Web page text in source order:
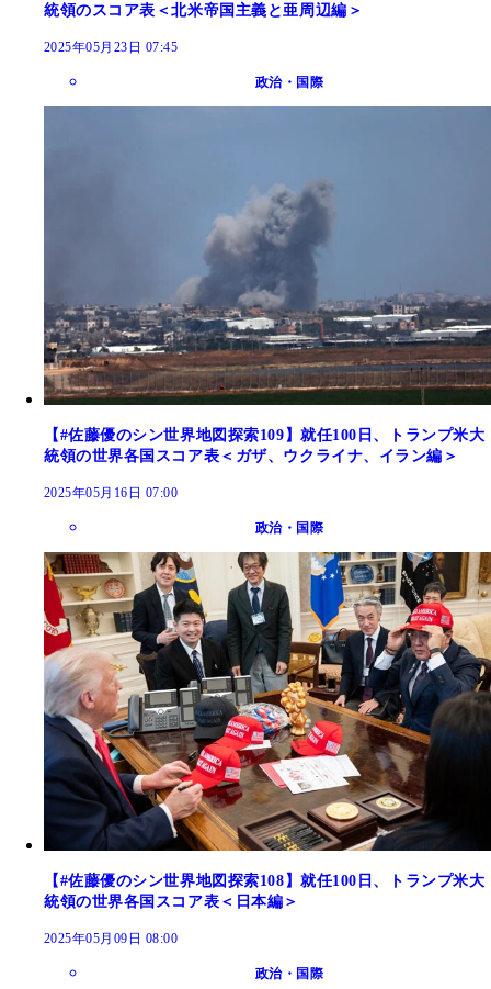
統領のスコア表＜北米帝国主義と亜周辺編＞
2025年05月23日 07:45
政治・国際
【#佐藤優のシン世界地図探索109】就任100日、トランプ米大
統領の世界各国スコア表＜ガザ、ウクライナ、イラン編＞
2025年05月16日 07:00
政治・国際
【#佐藤優のシン世界地図探索108】就任100日、トランプ米大
統領の世界各国スコア表＜日本編＞
2025年05月09日 08:00
政治・国際